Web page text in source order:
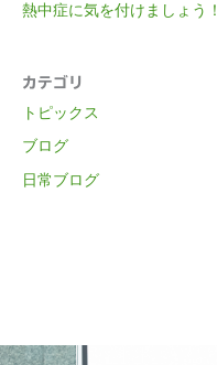
熱中症に気を付けましょう！
カテゴリ
トピックス
ブログ
日常ブログ